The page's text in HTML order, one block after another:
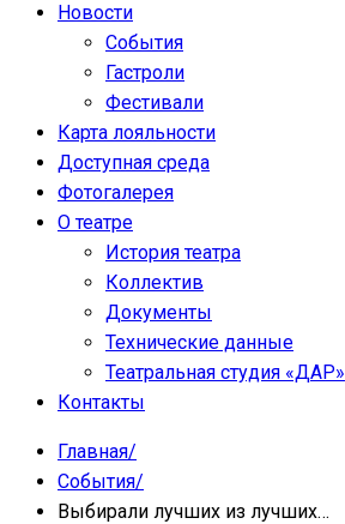
Новости
События
Гастроли
Фестивали
Карта лояльности
Доступная среда
Фотогалерея
О театре
История театра
Коллектив
Документы
Технические данные
Театральная студия «ДАР»
Контакты
Главная/
События/
Выбирали лучших из лучших…